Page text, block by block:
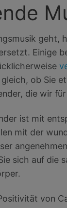
geht,
Einige
ob Sie
die wir
ist mit
mit der
sich auf die
von